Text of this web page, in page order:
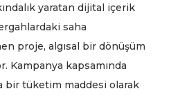
yaratan dijital içerik
saha
proje, algısal bir dönüşüm
Kampanya kapsamında
bir tüketim maddesi olarak